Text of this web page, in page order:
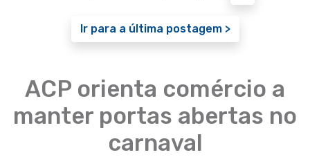
Ir para a última postagem >
ACP orienta comércio a
manter portas abertas no
carnaval